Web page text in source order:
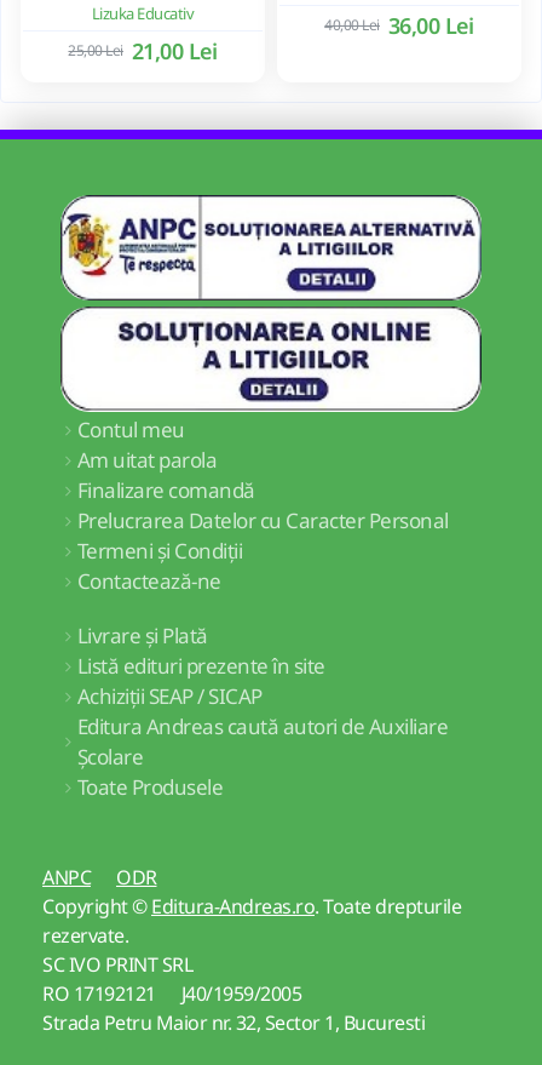
Lizuka Educativ
21,00 Lei
25,00 Lei
36,00 Lei
40,00 Lei
Contul meu
Am uitat parola
Finalizare comandă
Prelucrarea Datelor cu Caracter Personal
Termeni și Condiții
Contactează-ne
Livrare și Plată
Listă edituri prezente în site
Achiziții SEAP / SICAP
Editura Andreas caută autori de Auxiliare
Școlare
Toate Produsele
ANPC
ODR
Copyright ©Editura-Andreas.ro. Toate drepturile
rezervate.
SC IVO PRINT SRL
RO 17192121 J40/1959/2005
Strada Petru Maior nr. 32, Sector 1, Bucuresti